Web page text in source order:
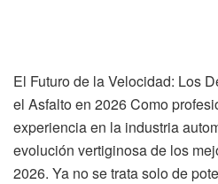
El Futuro de la Velocidad: Los
el Asfalto en 2026 Como
experiencia en la industria
evolución vertiginosa de los
2026. Ya no se trata solo de